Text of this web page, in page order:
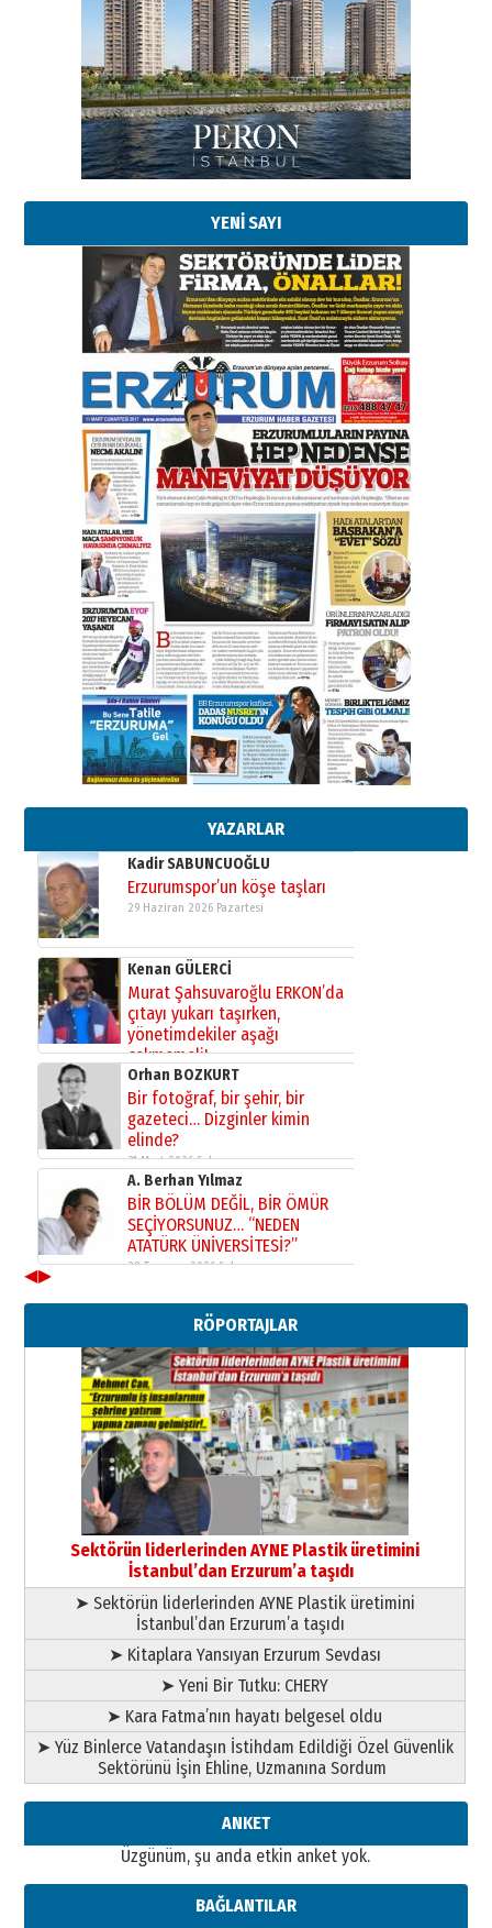
YENİ SAYI
YAZARLAR
Esat BİNDESEN
Başkan Sekmen’den Erzurum’a
bir vizyon proje daha!
02 Ağustos 2026 Pazar
Kadir SABUNCUOĞLU
Erzurumspor’un köşe taşları
29 Haziran 2026 Pazartesi
Kenan GÜLERCİ
Murat Şahsuvaroğlu ERKON’da
çıtayı yukarı taşırken,
yönetimdekiler aşağı
çekmemeli!
17 Şubat 2026 SalıOrhan BOZKURT
Bir fotoğraf, bir şehir, bir
gazeteci… Dizginler kimin
elinde?
31 Mart 2026 Salı
A. Berhan Yılmaz
BİR BÖLÜM DEĞİL, BİR ÖMÜR
SEÇİYORSUNUZ… “NEDEN
ATATÜRK ÜNİVERSİTESİ?”
28 Temmuz 2026 Salı
Ahmet Gökhan YAZICI
Ahmed Yesevi’den bir Alperen…
”Reisimiz” idi… Hakka yürüdü.!
26 Mart 2026 Perşembe
Cem Bakırcı
Ardında bıraktığı hatıralarıyla
gönül adamı Faruk Terzioğlu!
13 Mayıs 2026 Çarşamba
Esat BİNDESEN
Başkan Sekmen’den Erzurum’a
02 Ağustos 2026 Pazar
Kadir SABUNCUOĞLU
Erzurumspor’un köşe taşları
29 Haziran 2026 Pazartesi
Kenan GÜLERCİ
Murat Şahsuvaroğlu ERKON’da
çıtayı yukarı taşırken,
yönetimdekiler aşağı
çekmemeli!
17 Şubat 2026 SalıOrhan BOZKURT
Bir fotoğraf, bir şehir, bir
gazeteci… Dizginler kimin
elinde?
31 Mart 2026 Salı
A. Berhan Yılmaz
BİR BÖLÜM DEĞİL, BİR ÖMÜR
SEÇİYORSUNUZ… “NEDEN
ATATÜRK ÜNİVERSİTESİ?”
28 Temmuz 2026 Salı
Ahmed Yesevi’den bir Alperen…
”Reisimiz” idi… Hakka yürüdü.!
26 Mart 2026 Perşembe
Cem Bakırcı
Ardında bıraktığı hatıralarıyla
gönül adamı Faruk Terzioğlu!
13 Mayıs 2026 Çarşamba
Esat BİNDESEN
Başkan Sekmen’den Erzurum’a
bir vizyon proje daha!
02 Ağustos 2026 Pazar
◀▶
RÖPORTAJLAR
Sektörün liderlerinden AYNE Plastik üretimini
İstanbul’dan Erzurum’a taşıdı
➤ Sektörün liderlerinden AYNE Plastik üretimini
İstanbul’dan Erzurum’a taşıdı
➤ Kitaplara Yansıyan Erzurum Sevdası
➤ Yeni Bir Tutku: CHERY
➤ Kara Fatma’nın hayatı belgesel oldu
➤ Yüz Binlerce Vatandaşın İstihdam Edildiği Özel Güvenlik
Sektörünü İşin Ehline, Uzmanına Sordum
ANKET
Üzgünüm, şu anda etkin anket yok.
BAĞLANTILAR